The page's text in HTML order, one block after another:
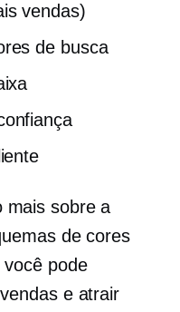
vendas)
de busca
mais sobre a
de cores
pode
e atrair